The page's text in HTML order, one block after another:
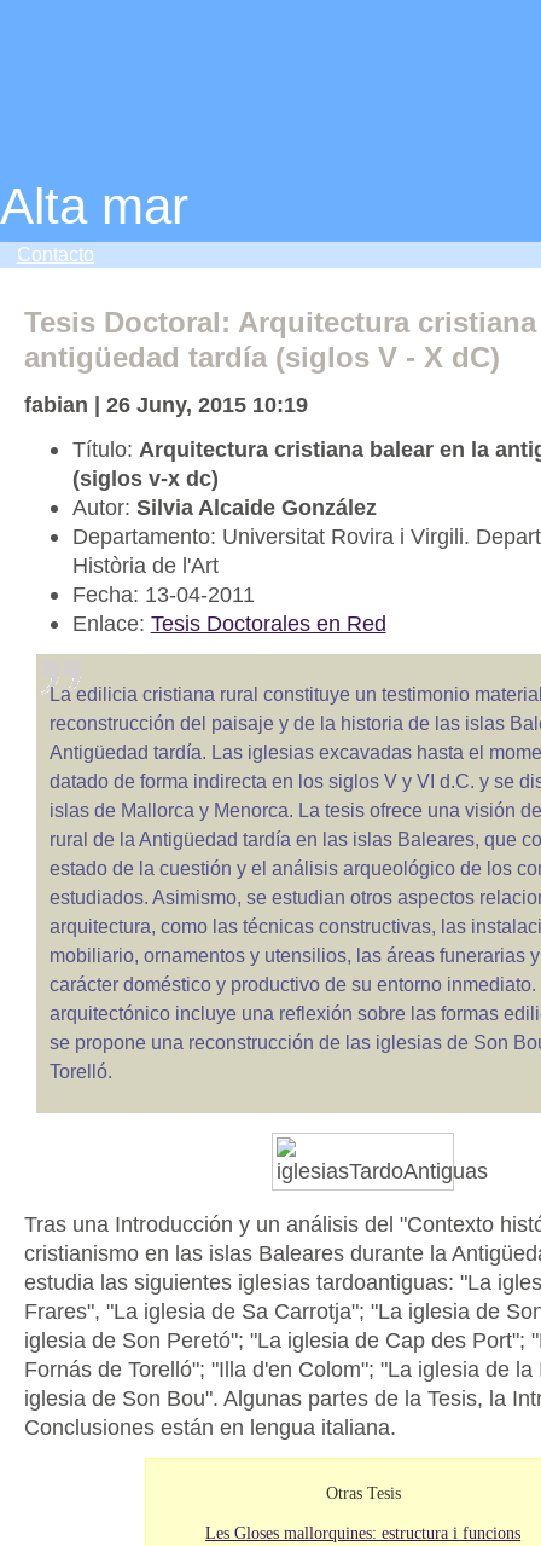
Alta mar
Contacto
Tesis Doctoral: Arquitectura
antigüedad tardía (siglos V - X dC)
fabian | 26 Juny, 2015 10:19
Título: Arquitectura cristiana balear en la
(siglos v-x dc)
Autor: Silvia Alcaide González
Departamento: Universitat Rovira i Virgili.
Història de l'Art
Fecha: 13-04-2011
Enlace: Tesis Doctorales en Red
La edilicia cristiana rural constituye un testimonio
reconstrucción del paisaje y de la historia de las islas
Antigüedad tardía. Las iglesias excavadas hasta el
datado de forma indirecta en los siglos V y VI d.C. y se
islas de Mallorca y Menorca. La tesis ofrece una visión
rural de la Antigüedad tardía en las islas Baleares, que
estado de la cuestión y el análisis arqueológico de los
estudiados. Asimismo, se estudian otros aspectos
arquitectura, como las técnicas constructivas, las
mobiliario, ornamentos y utensilios, las áreas funerarias
carácter doméstico y productivo de su entorno
arquitectónico incluye una reflexión sobre las formas
se propone una reconstrucción de las iglesias de Son
Torelló.
Tras una Introducción y un análisis del "Contexto
cristianismo en las islas Baleares durante la
estudia las siguientes iglesias tardoantiguas: "La
Frares", "La iglesia de Sa Carrotja"; "La iglesia de
iglesia de Son Peretó"; "La iglesia de Cap des Port";
Fornás de Torelló"; "Illa d'en Colom"; "La iglesia de
iglesia de Son Bou". Algunas partes de la Tesis, la
Conclusiones están en lengua italiana.
Otras Tesis
Les Gloses mallorquines: estructura i funcions